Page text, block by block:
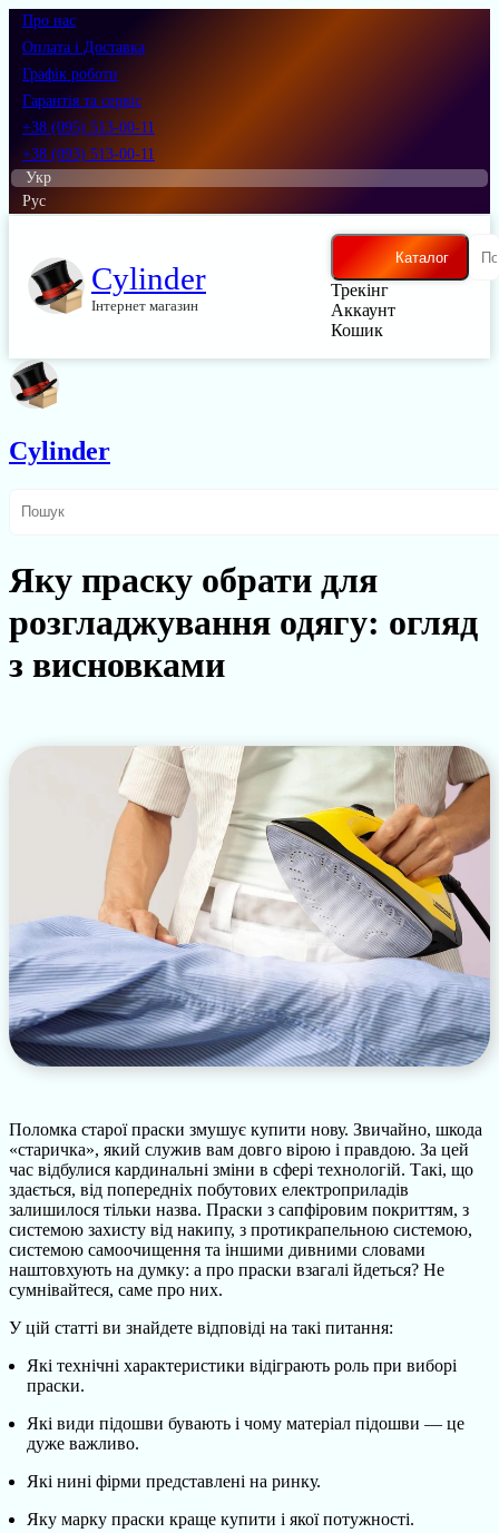
Про нас
Оплата і Доставка
Графік роботи
Гарантія та сервіс
+38 (095) 513-00-11
+38 (093) 513-00-11
Укр
Рус
Cylinder
Інтернет магазин
Каталог
Трекінг
Аккаунт
Кошик
Cylinder
Яку праску обрати для
розгладжування одягу: огляд
з висновками
Поломка старої праски змушує купити нову. Звичайно, шкода
«старичка», який служив вам довго вірою і правдою. За цей
час відбулися кардинальні зміни в сфері технологій. Такі, що
здається, від попередніх побутових електроприладів
залишилося тільки назва. Праски з сапфіровим покриттям, з
системою захисту від накипу, з протикрапельною системою,
системою самоочищення та іншими дивними словами
наштовхують на думку: а про праски взагалі йдеться? Не
сумнівайтеся, саме про них.
У цій статті ви знайдете відповіді на такі питання:
Які технічні характеристики відіграють роль при виборі
праски.
Які види підошви бувають і чому матеріал підошви — це
дуже важливо.
Які нині фірми представлені на ринку.
Яку марку праски краще купити і якої потужності.